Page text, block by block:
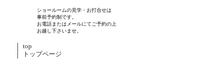
ショールームの見学・お打合せは
事前予約制です。
お電話またはメールにてご予約の上
お越し下さいませ。
top
トップページ